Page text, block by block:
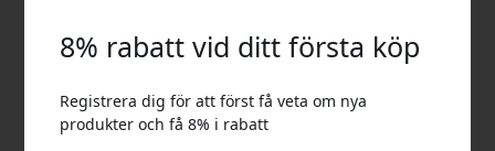
8% rabatt vid ditt första köp
Registrera dig för att först få veta om nya
produkter och få 8% i rabatt